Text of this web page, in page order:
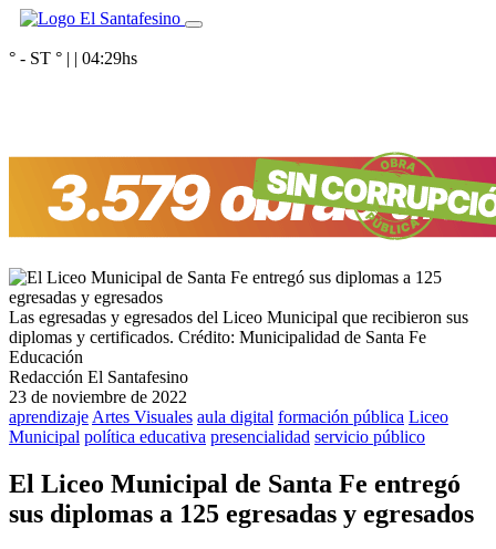
° - ST ° | | 04:29hs
Las egresadas y egresados del Liceo Municipal que recibieron sus
diplomas y certificados. Crédito: Municipalidad de Santa Fe
Educación
Redacción El Santafesino
23 de noviembre de 2022
aprendizaje Artes Visuales aula digital formación pública Liceo
Municipal política educativa presencialidad servicio público
El Liceo Municipal de Santa Fe entregó
sus diplomas a 125 egresadas y egresados